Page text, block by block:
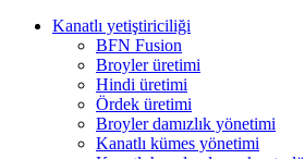
Kanatlı yetiştiriciliği
BFN Fusion
Broyler üretimi
Hindi üretimi
Ördek üretimi
Broyler damızlık yönetimi
Kanatlı kümes yönetimi